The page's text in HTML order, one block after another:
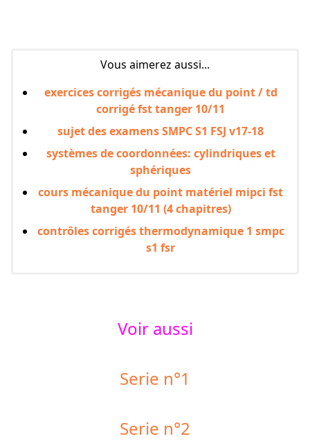
Vous aimerez aussi...
exercices corrigés mécanique du point / td
corrigé fst tanger 10/11
sujet des examens SMPC S1 FSJ v17-18
systèmes de coordonnées: cylindriques et
sphériques
cours mécanique du point matériel mipci fst
tanger 10/11 (4 chapitres)
contrôles corrigés thermodynamique 1 smpc
s1 fsr
Voir aussi
Serie n°1
Serie n°2